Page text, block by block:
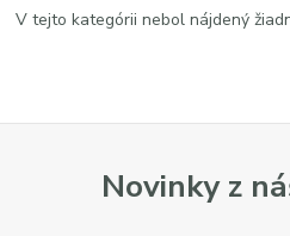
V tejto kategórii nebol nájdený
Novinky z